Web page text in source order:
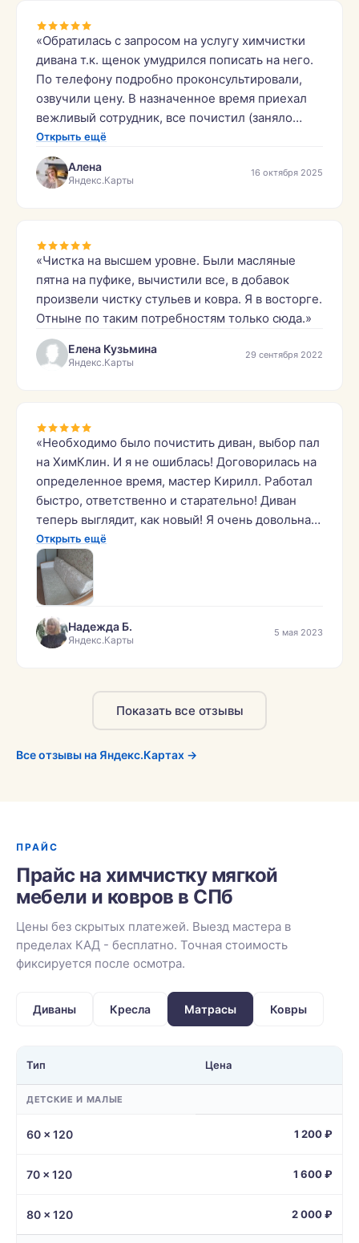
«Обратилась с запросом на услугу химчистки
дивана т.к. щенок умудрился пописать на него.
По телефону подробно проконсультировали,
озвучили цену. В назначенное время приехал
вежливый сотрудник, все почистил (заняло
примерно 1,5 часа), убрал за собой, дал
рекомендации. Диван выглядит как новый,
запах пописа убран, цена в процессе не
Открыть ещё
Алена
Яндекс.Карты
16 октября 2025
«Чистка на высшем уровне. Были масляные
пятна на пуфике, вычистили все, в добавок
произвели чистку стульев и ковра. Я в восторге.
Отныне по таким потребностям только сюда.»
Елена Кузьмина
Яндекс.Карты
29 сентября 2022
«Необходимо было почистить диван, выбор пал
на ХимКлин. И я не ошиблась! Договорилась на
определенное время, мастер Кирилл. Работал
быстро, ответственно и старательно! Диван
теперь выглядит, как новый! Я очень довольна!
Рекомендую!»
Открыть ещё
Надежда Б.
Яндекс.Карты
5 мая 2023
Показать все отзывы
Все отзывы на Яндекс.Картах →
ПРАЙС
Прайс на химчистку мягкой
мебели и ковров в СПб
Цены без скрытых платежей. Выезд мастера в
пределах КАД - бесплатно. Точная стоимость
фиксируется после осмотра.
Диваны Кресла Матрасы Ковры
Тип Цена
ДЕТСКИЕ И МАЛЫЕ
60 × 120 1 200 ₽
70 × 120 1 600 ₽
80 × 120 2 000 ₽